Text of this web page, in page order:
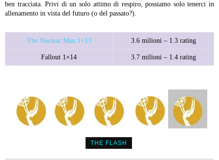
ben tracciata. Privi di un solo attimo di respiro, possiamo solo tenerci in
allenamento in vista del futuro (o del passato?).
The Nuclear Man 1×13 3.6 milioni – 1.3 rating
Fallout 1×14 3.7 milioni – 1.4 rating
THE FLASH